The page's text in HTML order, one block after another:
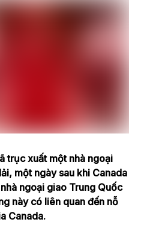
trục xuất một nhà ngoại
một ngày sau khi Canada
ngoại giao Trung Quốc
này có liên quan đến nỗ
Canada.